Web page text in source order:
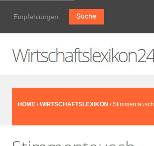
Empfehlungen
HOME /WIRTSCHAFTSLEXIKON / Stimmentausch